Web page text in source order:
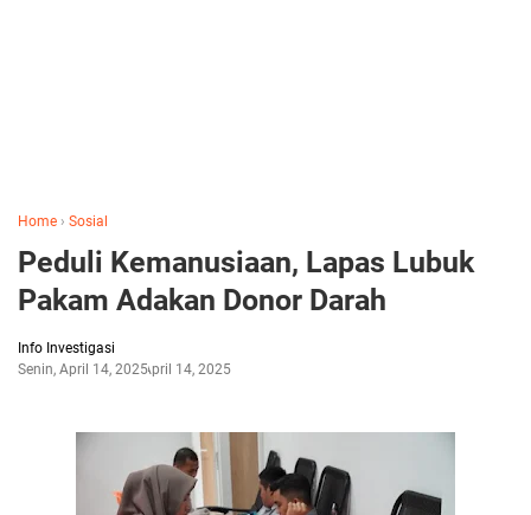
Home › Sosial
Peduli Kemanusiaan, Lapas Lubuk
Pakam Adakan Donor Darah
Info Investigasi
Senin, April 14, 2025April 14, 2025